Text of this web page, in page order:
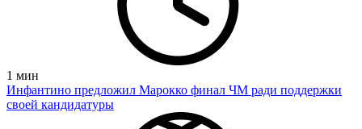
1 мин
Инфантино предложил Марокко финал ЧМ ради поддержки
своей кандидатуры